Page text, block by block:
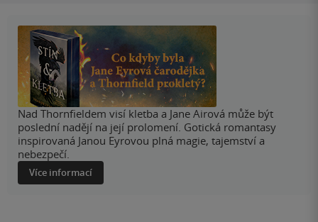
Nad Thornfieldem visí kletba a Jane Airová může být
poslední nadějí na její prolomení. Gotická romantasy
inspirovaná Janou Eyrovou plná magie, tajemství a
nebezpečí.
Více informací